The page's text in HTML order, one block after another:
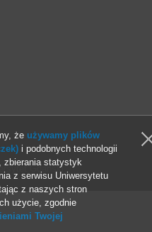
Gdański
że używamy plików
i podobnych technologii
zbierania statystyk
z serwisu Uniwersytetu
z naszych stron
użycie, zgodnie
Twojej